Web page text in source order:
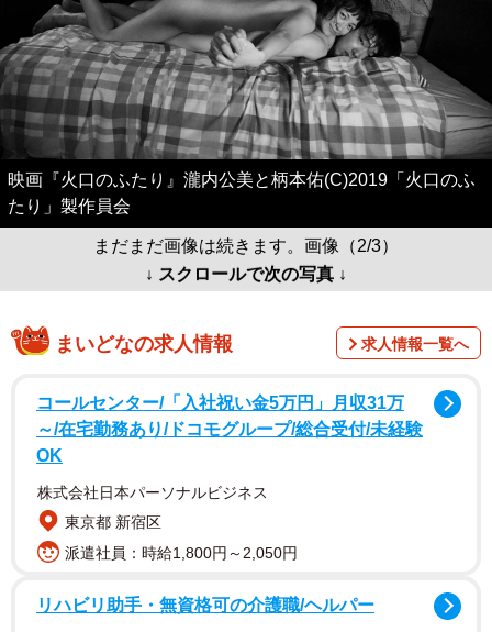
映画『火口のふたり』瀧内公美と柄本佑(C)2019「火口のふ
たり」製作員会
まだまだ画像は続きます。画像（2/3）
↓ スクロールで次の写真 ↓
まいどなの求人情報 求人情報一覧へ
コールセンター/「入社祝い金5万円」月収31万
～/在宅勤務あり/ドコモグループ/総合受付/未経験
OK
株式会社日本パーソナルビジネス
東京都 新宿区
派遣社員：時給1,800円～2,050円
リハビリ助手・無資格可の介護職/ヘルパー